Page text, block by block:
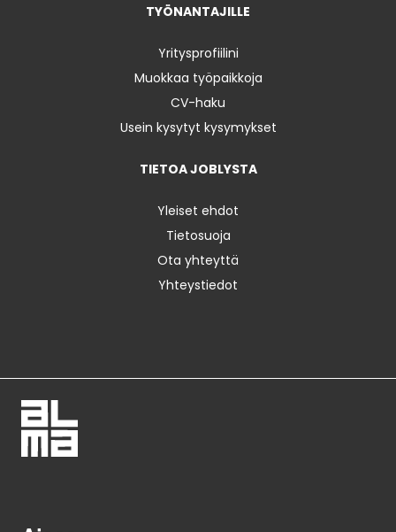
TYÖNANTAJILLE
Yritysprofiilini
Muokkaa työpaikkoja
CV-haku
Usein kysytyt kysymykset
TIETOA JOBLYSTA
Yleiset ehdot
Tietosuoja
Ota yhteyttä
Yhteystiedot